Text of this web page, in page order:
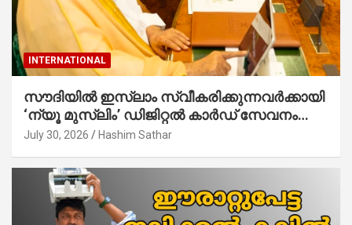
INTERNATIONAL
സൗദിയില്‍ ഇസ്‌ലാം സ്വീകരിക്കുന്നവര്‍ക്കായി
‘ന്യൂ മുസ്ലിം’ ഡിജിറ്റല്‍ കാര്‍ഡ് സേവനം
ആരംഭിച്ചു
July 30, 2026 Hashim Sathar